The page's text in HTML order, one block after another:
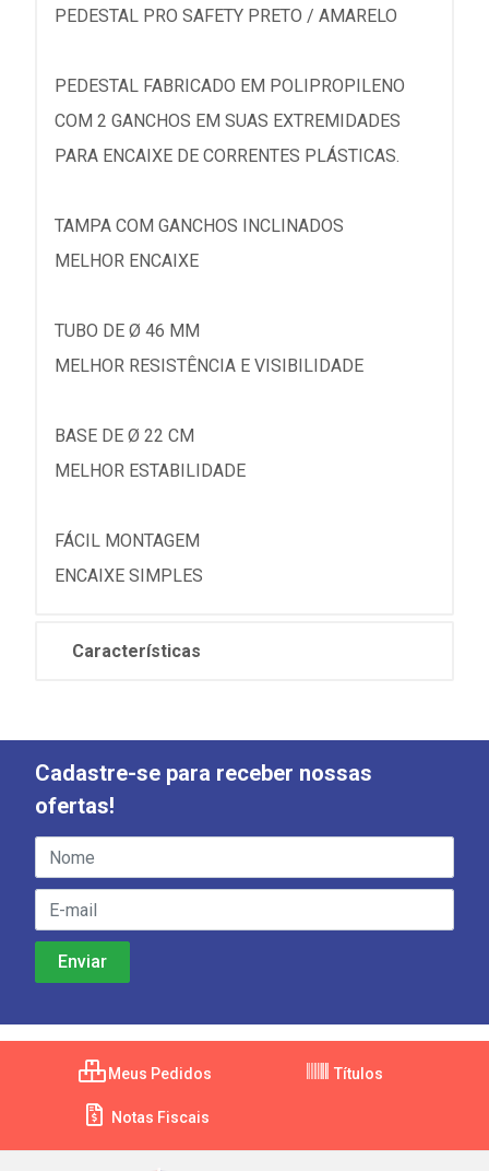
PEDESTAL PRO SAFETY PRETO / AMARELO
PEDESTAL FABRICADO EM POLIPROPILENO
COM 2 GANCHOS EM SUAS EXTREMIDADES
PARA ENCAIXE DE CORRENTES PLÁSTICAS.
TAMPA COM GANCHOS INCLINADOS
MELHOR ENCAIXE
TUBO DE Ø 46 MM
MELHOR RESISTÊNCIA E VISIBILIDADE
BASE DE Ø 22 CM
MELHOR ESTABILIDADE
FÁCIL MONTAGEM
ENCAIXE SIMPLES
Características
Cadastre-se para receber nossas
ofertas!
Meus Pedidos Títulos
Notas Fiscais